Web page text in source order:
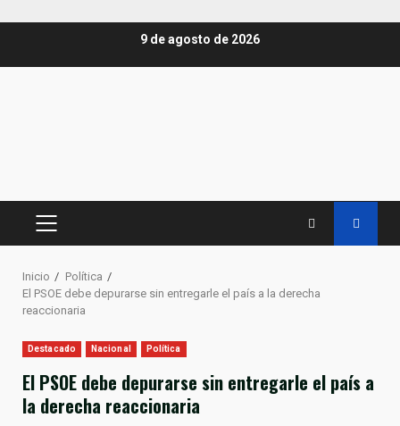
9 de agosto de 2026
MENÚ
Inicio
Política
El PSOE debe depurarse sin entregarle el país a la derecha
reaccionaria
Destacado Nacional Política
El PSOE debe depurarse sin entregarle el país a
la derecha reaccionaria